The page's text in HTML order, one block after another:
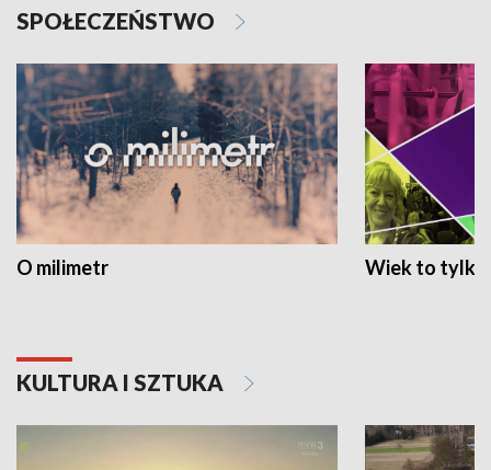
SPOŁECZEŃSTWO
O milimetr Wiek to tylko
KULTURA I SZTUKA